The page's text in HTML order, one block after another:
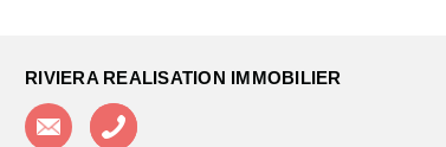
RIVIERA REALISATION IMMOBILIER
Contacter l'agence